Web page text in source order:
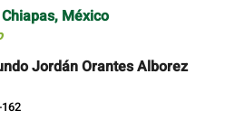
México
Jordán Orantes Alborez